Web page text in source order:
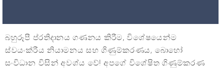
බහුරූපී ප්රතිදානය ගණනය කිරීම, විශේෂයෙන්ම
ස්වයංක්රීය නියාමනය සහ ගිණුම්කරණය, බොහෝ
සංවිධාන විසින් අවශ්ය වේ! අපගේ විශේෂිත ගිණුම්කරණ